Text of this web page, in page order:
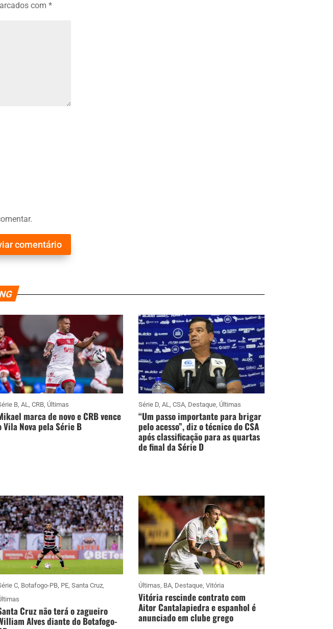
com *
comentário
B, AL, CRB, Últimas
marca de novo e CRB vence
Vila Nova pela Série B
Série D,AL,CSA, Destaque, Últimas
“Um passo importante para brigar
pelo acesso”, diz o técnico do CSA
após classificação para as quartas
de final da Série D
C, Botafogo-PB, PE, Santa Cruz,
Cruz não terá o zagueiro
Alves diante do Botafogo-
Últimas, BA, Destaque,Vitória
Vitória rescinde contrato com
Aitor Cantalapiedra e espanhol é
anunciado em clube grego